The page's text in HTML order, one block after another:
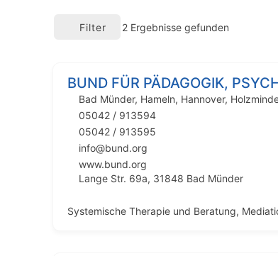
Filter 2 Ergebnisse gefunden
BUND FÜR PÄDAGOGIK,
Bad Münder, Hameln, Hannover,
05042 / 913594
05042 / 913595
info@bund.org
www.bund.org
Lange Str. 69a, 31848 Bad Münder
Systemische Therapie und Beratung,